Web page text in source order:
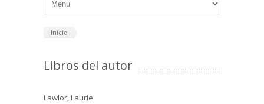
Inicio
Libros del autor
Lawlor, Laurie